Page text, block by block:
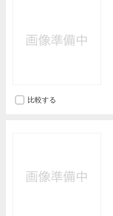
比較する